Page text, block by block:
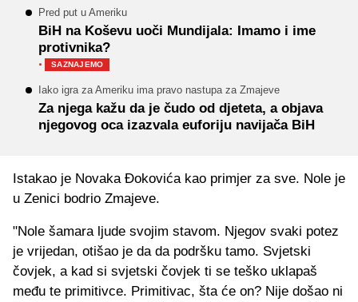
Pred put u Ameriku
BiH na Koševu uoči Mundijala: Imamo i ime
protivnika?
· SAZNAJEMO
Iako igra za Ameriku ima pravo nastupa za Zmajeve
Za njega kažu da je čudo od djeteta, a objava
njegovog oca izazvala euforiju navijača BiH
Istakao je Novaka Đokovića kao primjer za sve. Nole je
u Zenici bodrio Zmajeve.
"Nole šamara ljude svojim stavom. Njegov svaki potez
je vrijedan, otišao je da da podršku tamo. Svjetski
čovjek, a kad si svjetski čovjek ti se teško uklapaš
među te primitivce. Primitivac, šta će on? Nije došao ni